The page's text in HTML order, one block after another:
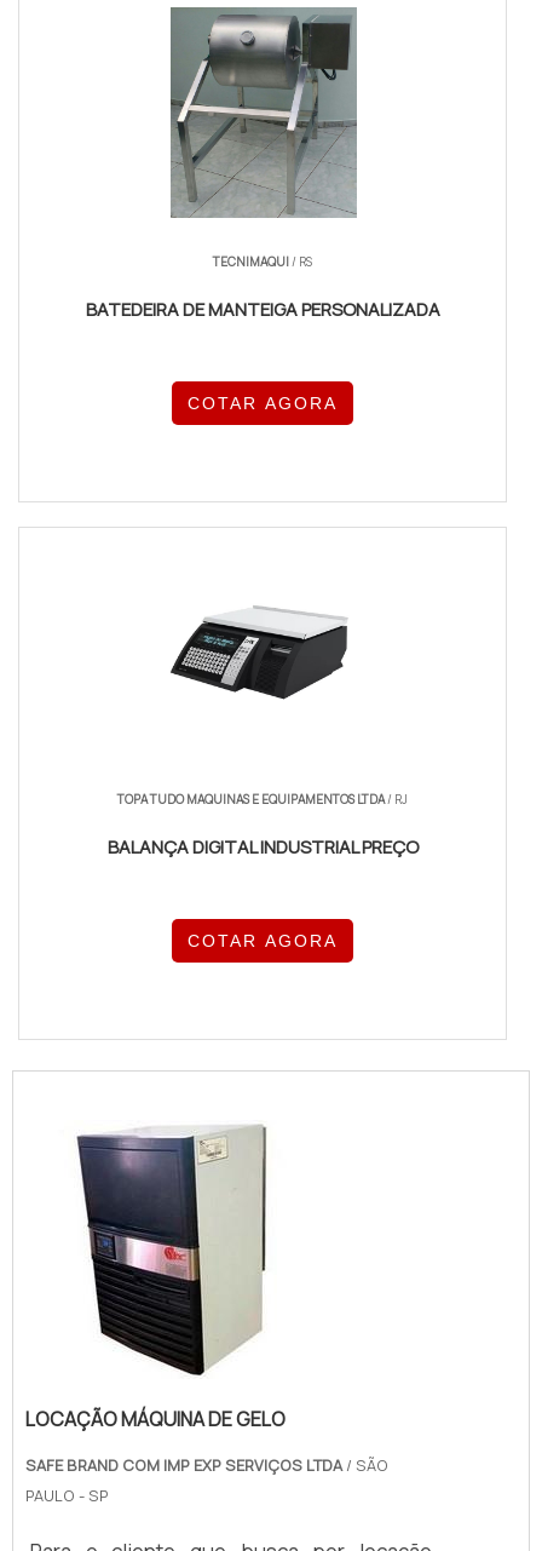
TECNIMAQUI/ RS
BATEDEIRA DE MANTEIGA PERSONALIZADA
COTAR AGORA
TOPA TUDO MAQUINAS E EQUIPAMENTOS LTDA/ RJ
BALANÇA DIGITAL INDUSTRIAL PREÇO
COTAR AGORA
LOCAÇÃO MÁQUINA DE GELO
SAFE BRAND COM IMP EXP SERVIÇOS LTDA/ SÃO
PAULO - SP